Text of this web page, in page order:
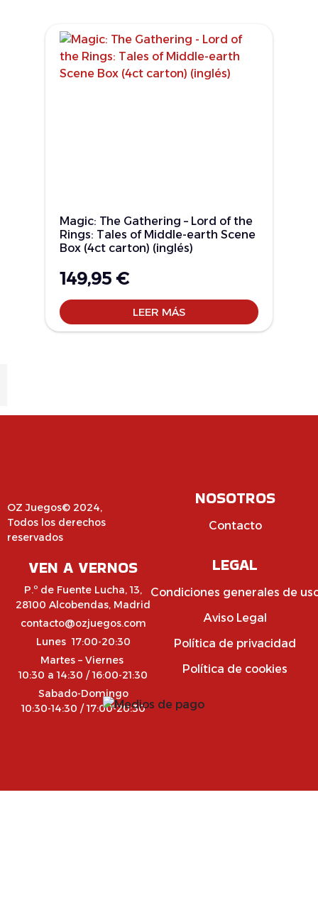
Magic: The Gathering – Lord of the
Rings: Tales of Middle-earth Scene
Box (4ct carton) (inglés)
149,95 €
LEER MÁS
OZ Juegos© 2024,
Todos los derechos
reservados
VEN A VERNOS
P.º de Fuente Lucha, 13,
28100 Alcobendas, Madrid
contacto@ozjuegos.com
Lunes 17:00-20:30
Martes – Viernes
10:30 a 14:30 / 16:00-21:30
Sabado-Domingo
10:30-14:30 / 17:00-20:30
NOSOTROS
Contacto
LEGAL
Condiciones generales de
Aviso Legal
Política de privacidad
Política de cookies